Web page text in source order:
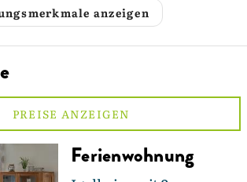
anzeigen
PREISE ANZEIGEN
Ferienwohnung